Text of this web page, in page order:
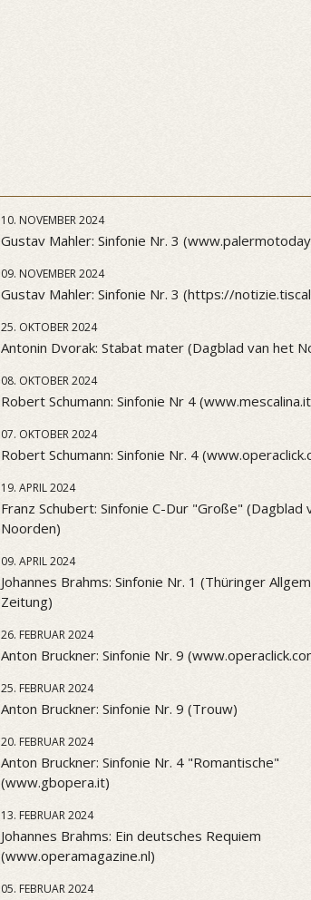
10. NOVEMBER 2024
Gustav Mahler: Sinfonie Nr. 3
09. NOVEMBER 2024
Gustav Mahler: Sinfonie Nr. 3 (https://
25. OKTOBER 2024
Antonin Dvorak: Stabat mater (Dagblad van het
08. OKTOBER 2024
Robert Schumann: Sinfonie Nr 4
07. OKTOBER 2024
Robert Schumann: Sinfonie Nr. 4
19. APRIL 2024
Franz Schubert: Sinfonie C-Dur "Große" (Dagblad
Noorden)
09. APRIL 2024
Johannes Brahms: Sinfonie Nr. 1 (Thüringer
Zeitung)
26. FEBRUAR 2024
Anton Bruckner: Sinfonie Nr. 9
25. FEBRUAR 2024
Anton Bruckner: Sinfonie Nr. 9 (Trouw)
20. FEBRUAR 2024
Anton Bruckner: Sinfonie Nr. 4 "Romantische"
(www.gbopera.it)
13. FEBRUAR 2024
Johannes Brahms: Ein deutsches Requiem
(www.operamagazine.nl)
05. FEBRUAR 2024